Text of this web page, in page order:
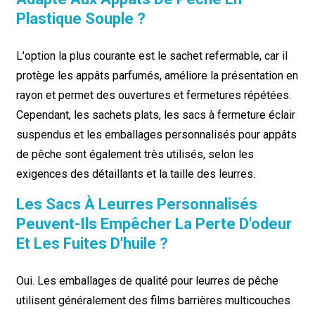
Plastique Souple ?
L'option la plus courante est le sachet refermable, car il
protège les appâts parfumés, améliore la présentation en
rayon et permet des ouvertures et fermetures répétées.
Cependant, les sachets plats, les sacs à fermeture éclair
suspendus et les emballages personnalisés pour appâts
de pêche sont également très utilisés, selon les
exigences des détaillants et la taille des leurres.
Les Sacs À Leurres Personnalisés
Peuvent-Ils Empêcher La Perte D'odeur
Et Les Fuites D'huile ?
Oui. Les emballages de qualité pour leurres de pêche
utilisent généralement des films barrières multicouches